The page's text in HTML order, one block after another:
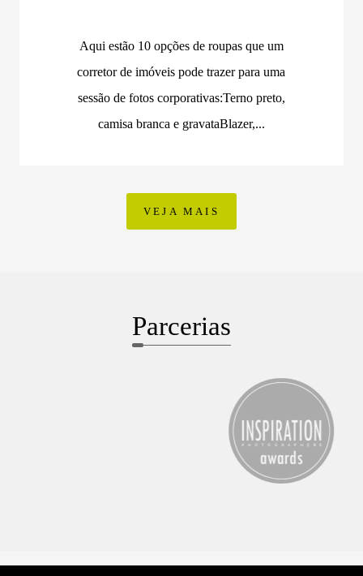
Aqui estão 10 opções de roupas que um
corretor de imóveis pode trazer para uma
sessão de fotos corporativas:Terno preto,
camisa branca e gravataBlazer,...
VEJA MAIS
Parcerias